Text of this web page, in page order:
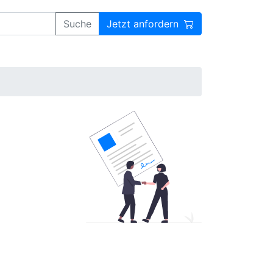
Suche Jetzt anfordern